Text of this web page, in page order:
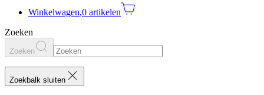
Winkelwagen,0 artikelen
Zoeken
Zoeken
Zoekbalk sluiten